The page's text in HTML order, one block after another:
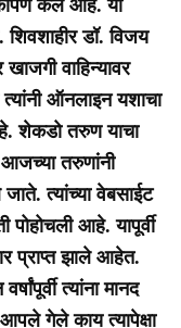
शिवशाहीर डॉ. विजय
वाहिन्यावर
ऑनलाइन यशाचा
शेकडो तरुण याचा
तरुणांनी
त्यांच्या वेबसाईट
पोहोचली आहे. यापूर्वी
प्राप्त झाले आहेत.
त्यांना मानद
गेले काय त्यापेक्षा